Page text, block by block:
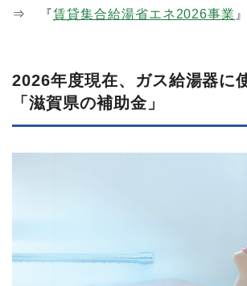
⇒ 『賃貸集合給湯省エネ2026事業 』
2026年度現在、​ガス給湯器に​
「滋賀県の​補助金」